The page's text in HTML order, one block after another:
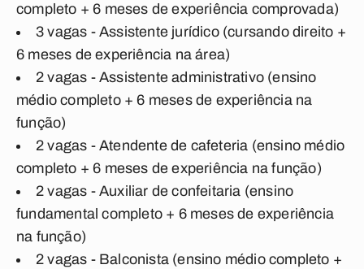
completo + 6 meses de experiência comprovada)
3 vagas - Assistente jurídico (cursando direito +
6 meses de experiência na área)
2 vagas - Assistente administrativo (ensino
médio completo + 6 meses de experiência na
função)
2 vagas - Atendente de cafeteria (ensino médio
completo + 6 meses de experiência na função)
2 vagas - Auxiliar de confeitaria (ensino
fundamental completo + 6 meses de experiência
na função)
2 vagas - Balconista (ensino médio completo +